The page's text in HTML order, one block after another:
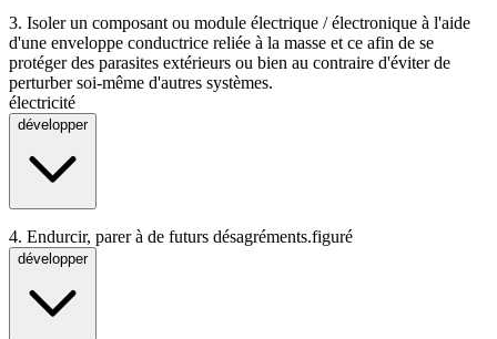
3. Isoler un composant ou module électrique / électronique à l'aide
d'une enveloppe conductrice reliée à la masse et ce afin de se
protéger des parasites extérieurs ou bien au contraire d'éviter de
perturber soi-même d'autres systèmes.
électricité
développer
4. Endurcir, parer à de futurs désagréments.figuré
développer